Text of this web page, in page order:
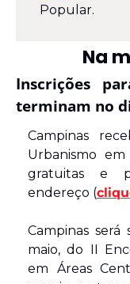
Popular.
Na
Inscrições
terminam no
Campinas
Urbanismo em
gratuitas e
endereço (
Campinas
maio, do II
em Áreas